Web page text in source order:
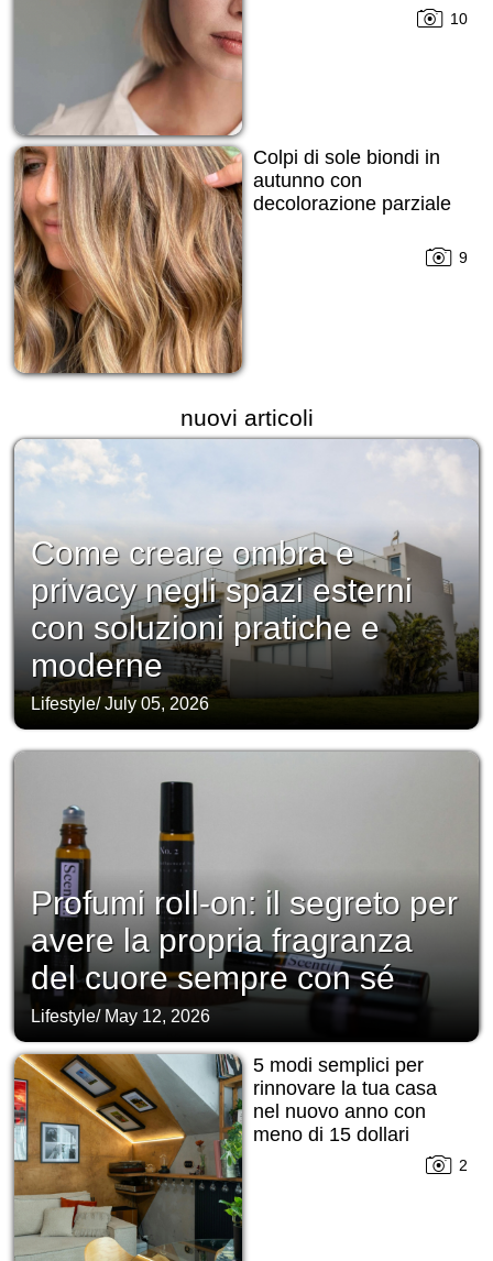
10
Colpi di sole biondi in
autunno con
decolorazione parziale
9
nuovi articoli
Come creare ombra e
privacy negli spazi esterni
con soluzioni pratiche e
moderne
Lifestyle/July 05, 2026
Profumi roll-on: il segreto per
avere la propria fragranza
del cuore sempre con sé
Lifestyle/ May 12, 2026
5 modi semplici per
rinnovare la tua casa
nel nuovo anno con
meno di 15 dollari
2